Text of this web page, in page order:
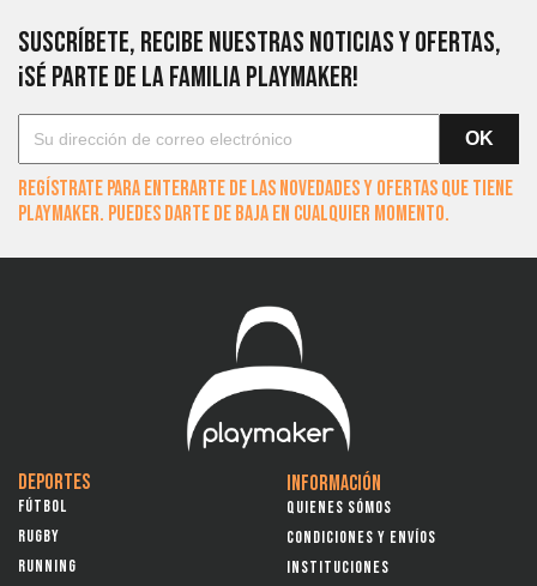
SUSCRÍBETE, RECIBE NUESTRAS NOTICIAS Y OFERTAS,
¡SÉ PARTE DE LA FAMILIA PLAYMAKER!
Regístrate para enterarte de las novedades y ofertas que tiene
Playmaker. Puedes darte de baja en cualquier momento.
DEPORTES
FÚTBOL
RUGBY
RUNNING
INFORMACIÓN
QUIENES SÓMOS
CONDICIONES Y ENVÍOS
INSTITUCIONES